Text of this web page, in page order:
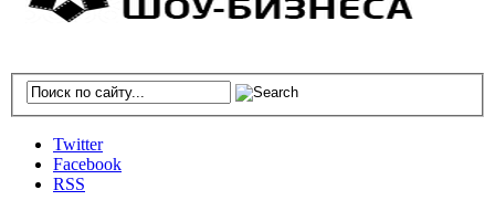
Twitter
Facebook
RSS